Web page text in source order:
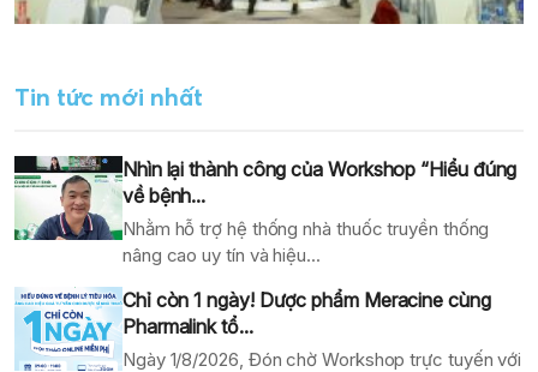
Tin tức mới nhất
Nhìn lại thành công của Workshop “Hiểu đúng
về bệnh...
Nhằm hỗ trợ hệ thống nhà thuốc truyền thống
nâng cao uy tín và hiệu...
Chỉ còn 1 ngày! Dược phẩm Meracine cùng
Pharmalink tổ...
Ngày 1/8/2026, Đón chờ Workshop trực tuyến với